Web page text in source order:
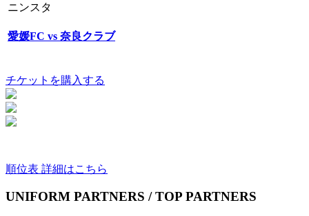
ニンスタ
愛媛FC vs 奈良クラブ
チケットを購入する
順位表 詳細はこちら
UNIFORM PARTNERS / TOP PARTNERS